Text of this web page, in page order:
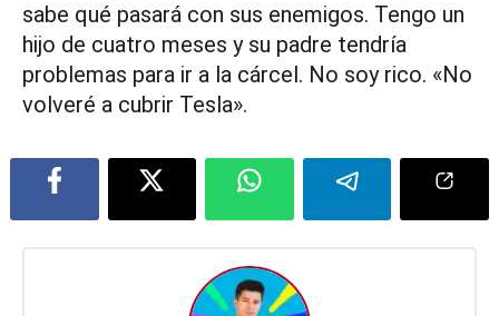
sabe qué pasará con sus enemigos. Tengo un
hijo de cuatro meses y su padre tendría
problemas para ir a la cárcel. No soy rico. «No
volveré a cubrir Tesla».